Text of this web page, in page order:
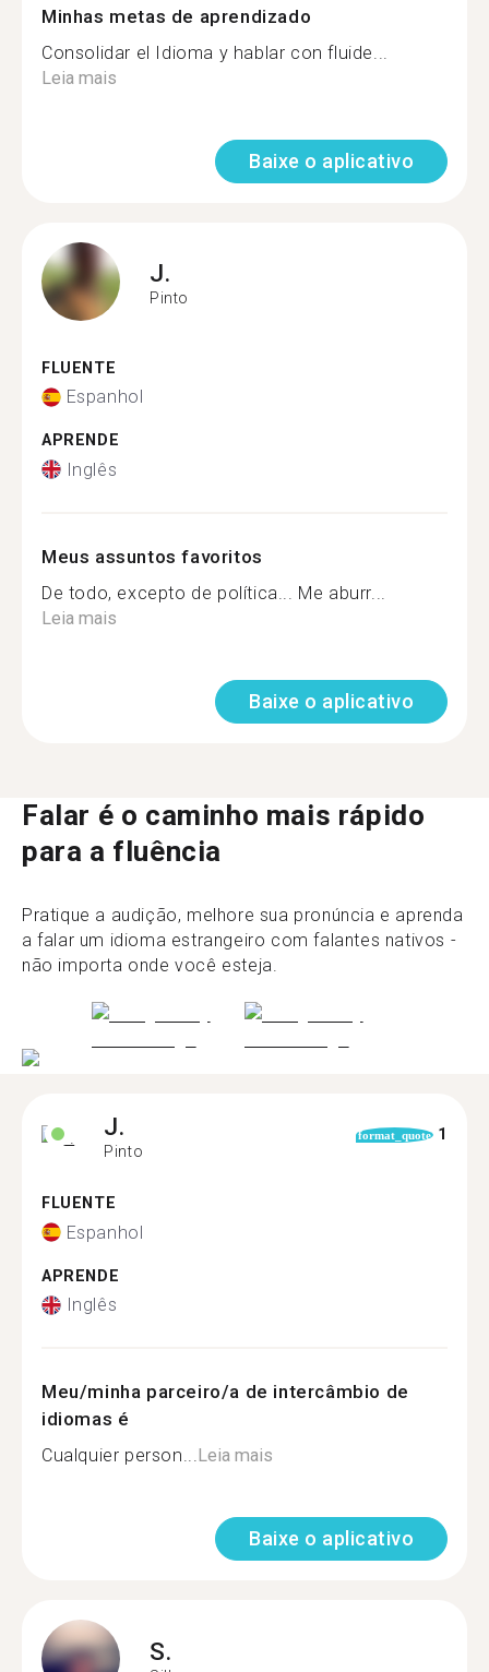
Minhas metas de aprendizado
Consolidar el Idioma y hablar con fluide...
Leia mais
Baixe o aplicativo
J.
Pinto
FLUENTE
Espanhol
APRENDE
Inglês
Meus assuntos favoritos
De todo, excepto de política... Me aburr...
Leia mais
Baixe o aplicativo
Falar é o caminho mais rápido
para a fluência
Pratique a audição, melhore sua pronúncia e aprenda
a falar um idioma estrangeiro com falantes nativos -
não importa onde você esteja.
J.
Pinto
format_quote 1
FLUENTE
Espanhol
APRENDE
Inglês
Meu/minha parceiro/a de intercâmbio de
idiomas é
Cualquier person...Leia mais
Baixe o aplicativo
S.